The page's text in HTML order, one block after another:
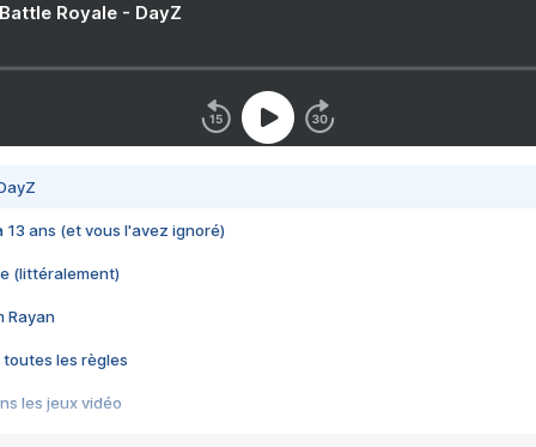
Royale - DayZ
13 ans (et vous l'avez ignoré)
(littéralement)
Rayan
toutes les règles
les jeux vidéo